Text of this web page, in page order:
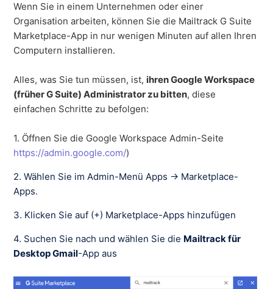
Wenn Sie in einem Unternehmen oder einer
Organisation arbeiten, können Sie die Mailtrack G Suite
Marketplace-App in nur wenigen Minuten auf allen Ihren
Computern installieren.
Alles, was Sie tun müssen, ist, ihren Google Workspace
(früher G Suite) Administrator zu bitten, diese
einfachen Schritte zu befolgen:
1. Öffnen Sie die Google Workspace Admin-Seite
https://admin.google.com/)
2. Wählen Sie im Admin-Menü Apps → Marketplace-
Apps.
3. Klicken Sie auf (+) Marketplace-Apps hinzufügen
4. Suchen Sie nach und wählen Sie die Mailtrack für
Desktop Gmail-App aus